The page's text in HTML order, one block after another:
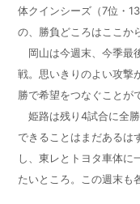
体クインシーズ（7位・
の、勝負どころはここか
岡山は今週末、今季最
戦。思いきりのよい攻撃
勝で希望をつなぐことが
姫路は残り4試合に全勝
できることはまだあるは
し、東レとトヨタ車体に
たいところ。この週末も